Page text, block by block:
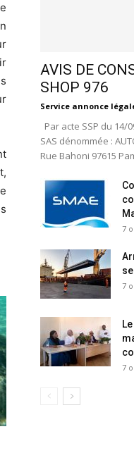
AVIS DE
SHOP 976
Service annonce
Par acte SSP du 14/
SAS dénommée :
Rue Bahoni 97615
7
7
7